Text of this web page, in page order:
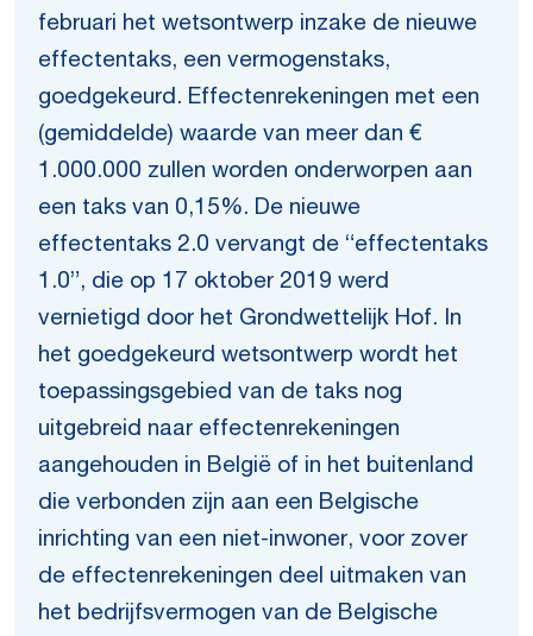
februari het wetsontwerp inzake de nieuwe
effectentaks, een vermogenstaks,
goedgekeurd. Effectenrekeningen met een
(gemiddelde) waarde van meer dan €
1.000.000 zullen worden onderworpen aan
een taks van 0,15%. De nieuwe
effectentaks 2.0 vervangt de “effectentaks
1.0”, die op 17 oktober 2019 werd
vernietigd door het Grondwettelijk Hof. In
het goedgekeurd wetsontwerp wordt het
toepassingsgebied van de taks nog
uitgebreid naar effectenrekeningen
aangehouden in België of in het buitenland
die verbonden zijn aan een Belgische
inrichting van een niet-inwoner, voor zover
de effectenrekeningen deel uitmaken van
het bedrijfsvermogen van de Belgische